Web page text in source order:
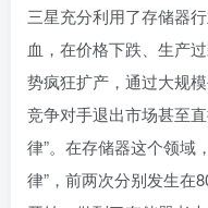
三星充分利用了存储器
血，在价格下跌、生产
势疯狂扩产，通过大规
竞争对手退出市场甚至
律”。在存储器这个领域
律”，前两次分别发生在